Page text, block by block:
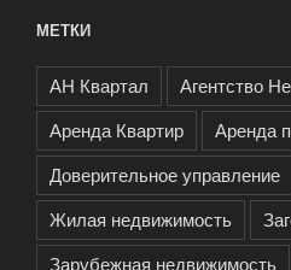
МЕТКИ
АН Квартал
Агентство
Аренда Квартир
Аренда
Доверительное управление
Жилая недвижимость
Зарубежная недвижимость